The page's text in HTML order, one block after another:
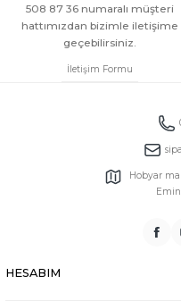
699 TL
Türen Kadin Lazer Kesim
Türen Kadin Lazer Kesim
508 87 36 numaralı müşteri
hattımızdan bizimle iletişime
geçebilirsiniz.
İletişim Formu
Hobyar
HESABIM